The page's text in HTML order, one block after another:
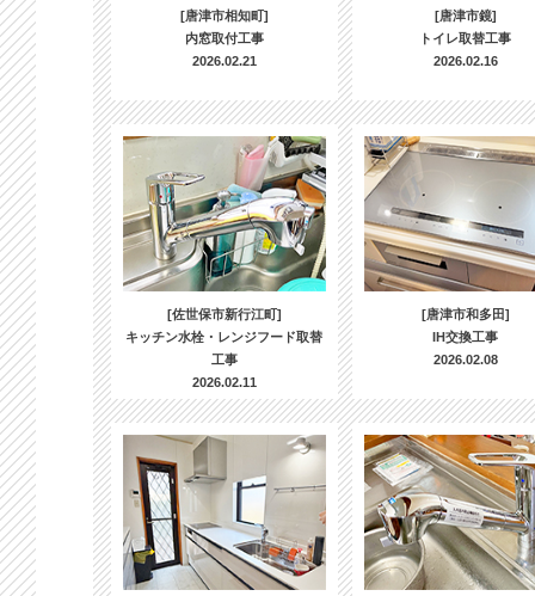
[唐津市相知町]
内窓取付工事
2026.02.21
[唐津市鏡]
トイレ取替工事
2026.02.16
[佐世保市新行江町]
キッチン水栓・レンジフード取替
工事
2026.02.11
[唐津市和多田]
IH交換工事
2026.02.08